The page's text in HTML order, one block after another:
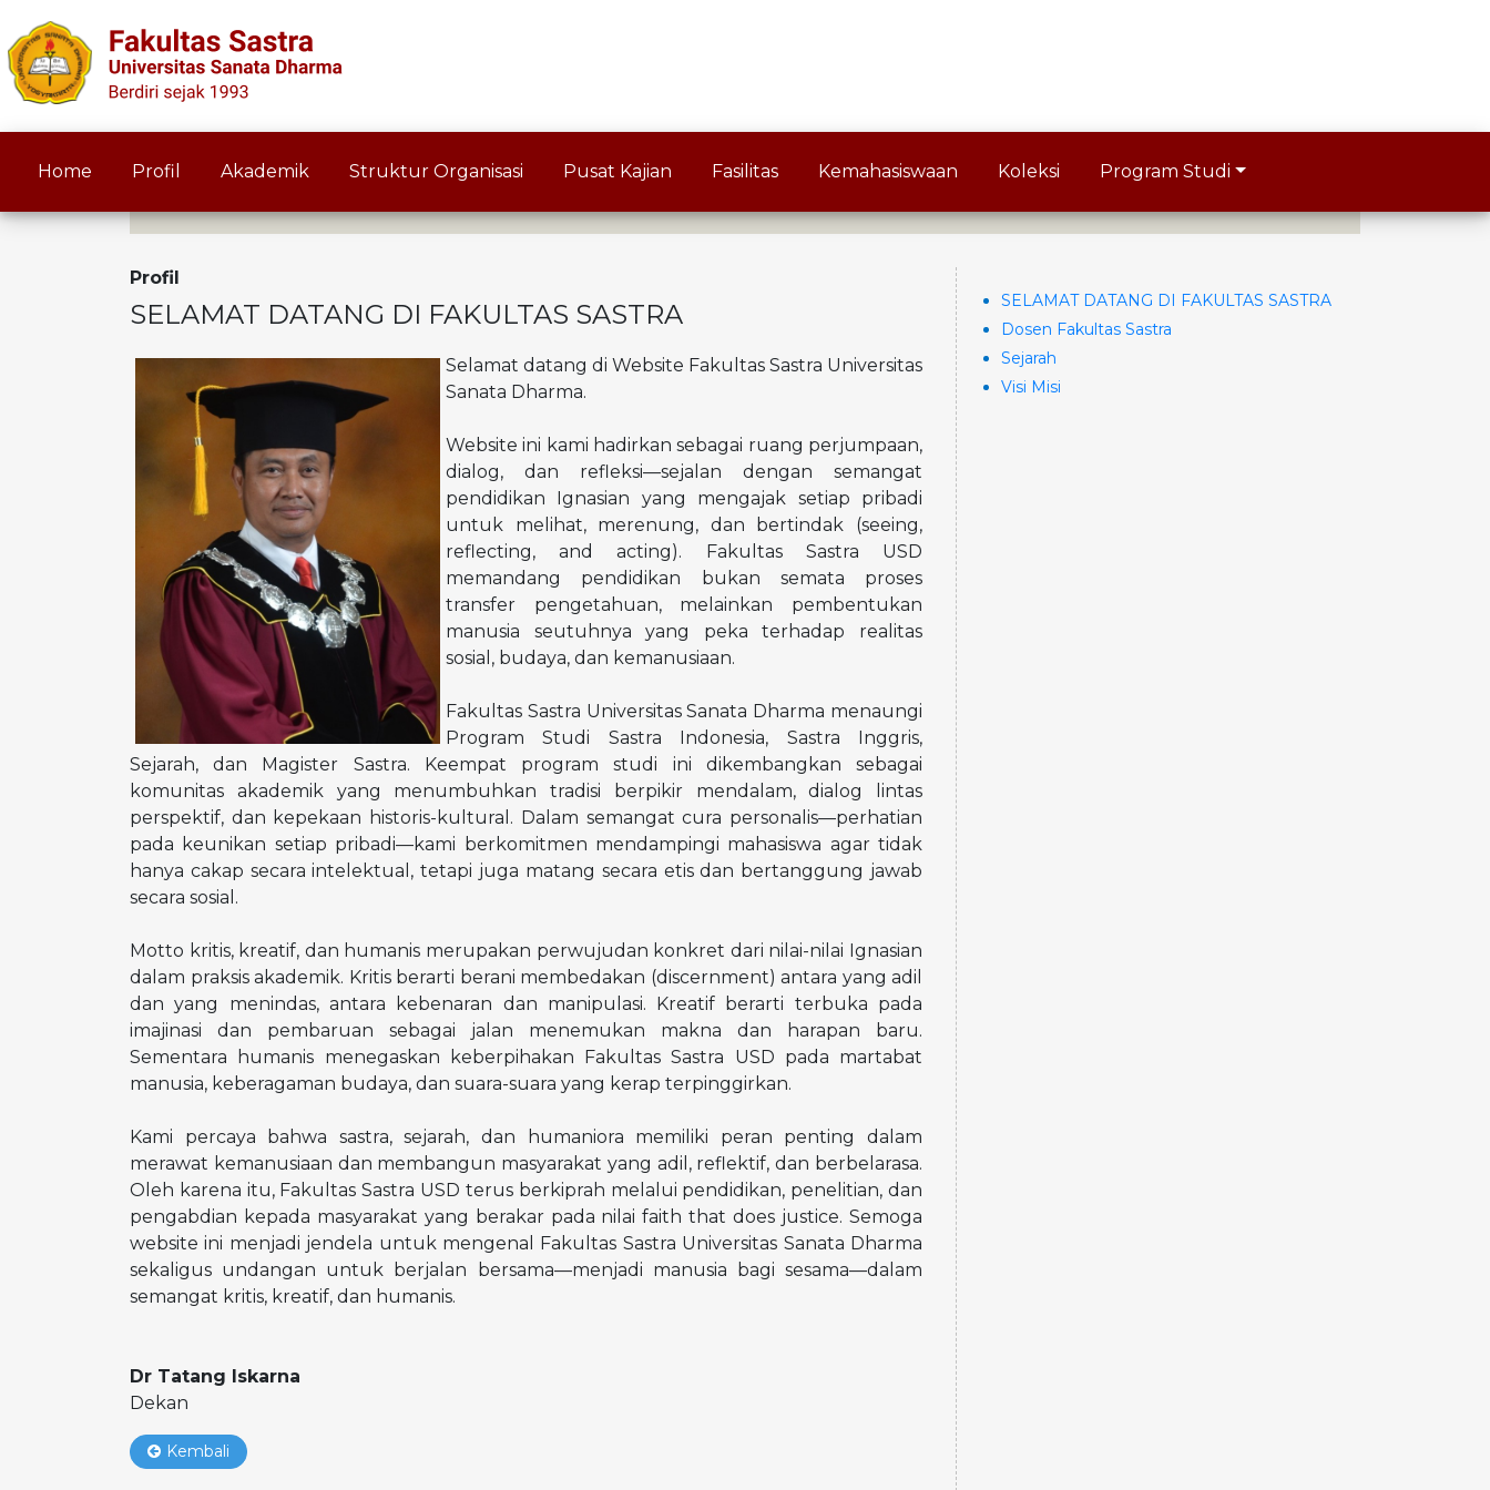
Home Profil Akademik Struktur Organisasi Pusat Kajian Fasilitas Kemahasiswaan Koleksi Program Studi
Profil
SELAMAT DATANG DI FAKULTAS SASTRA
Selamat datang di Website Fakultas Sastra Universitas
Sanata Dharma.
Website ini kami hadirkan sebagai ruang perjumpaan,
dialog, dan refleksi—sejalan dengan semangat
pendidikan Ignasian yang mengajak setiap pribadi
untuk melihat, merenung, dan bertindak (seeing,
reflecting, and acting). Fakultas Sastra USD
memandang pendidikan bukan semata proses
transfer pengetahuan, melainkan pembentukan
manusia seutuhnya yang peka terhadap realitas
sosial, budaya, dan kemanusiaan.
Fakultas Sastra Universitas Sanata Dharma menaungi
Program Studi Sastra Indonesia, Sastra Inggris,
Sejarah, dan Magister Sastra. Keempat program studi ini dikembangkan sebagai
komunitas akademik yang menumbuhkan tradisi berpikir mendalam, dialog lintas
perspektif, dan kepekaan historis-kultural. Dalam semangat cura personalis—perhatian
pada keunikan setiap pribadi—kami berkomitmen mendampingi mahasiswa agar tidak
hanya cakap secara intelektual, tetapi juga matang secara etis dan bertanggung jawab
secara sosial.
Motto kritis, kreatif, dan humanis merupakan perwujudan konkret dari nilai-nilai Ignasian
dalam praksis akademik. Kritis berarti berani membedakan (discernment) antara yang adil
dan yang menindas, antara kebenaran dan manipulasi. Kreatif berarti terbuka pada
imajinasi dan pembaruan sebagai jalan menemukan makna dan harapan baru.
Sementara humanis menegaskan keberpihakan Fakultas Sastra USD pada martabat
manusia, keberagaman budaya, dan suara-suara yang kerap terpinggirkan.
Kami percaya bahwa sastra, sejarah, dan humaniora memiliki peran penting dalam
merawat kemanusiaan dan membangun masyarakat yang adil, reflektif, dan berbelarasa.
Oleh karena itu, Fakultas Sastra USD terus berkiprah melalui pendidikan, penelitian, dan
pengabdian kepada masyarakat yang berakar pada nilai faith that does justice. Semoga
website ini menjadi jendela untuk mengenal Fakultas Sastra Universitas Sanata Dharma
sekaligus undangan untuk berjalan bersama—menjadi manusia bagi sesama—dalam
semangat kritis, kreatif, dan humanis.
Dr Tatang Iskarna
Dekan
Kembali
SELAMAT DATANG DI FAKULTAS SASTRA
Dosen Fakultas Sastra
Sejarah
Visi Misi